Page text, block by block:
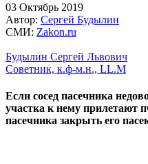
03 Октябрь 2019
Автор: Сергей Будылин
СМИ: Zakon.ru
Будылин Сергей Львович
Советник, к.ф-м.н., LL.M
Если сосед пасечника
участка к нему прилетают
пасечника закрыть его